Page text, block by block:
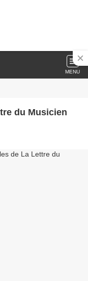
MENU
du Musicien